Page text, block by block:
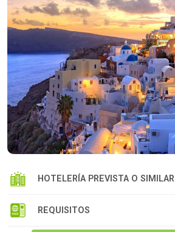
HOTELERÍA PREVISTA O SIMILAR
REQUISITOS